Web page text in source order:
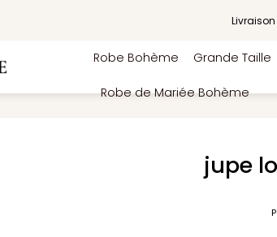
Robe Bohème Grande Taille
Robe de Mariée Bohème
jupe